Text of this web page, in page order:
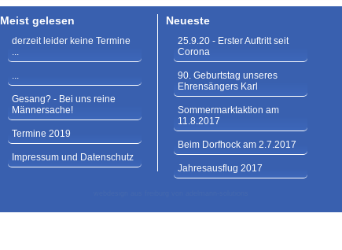
Meist gelesen
derzeit leider keine Termine
...
...
Gesang? - Bei uns reine
Männersache!
Termine 2019
Impressum und Datenschutz
Neueste
25.9.20 - Erster Auftritt seit
Corona
90. Geburtstag unseres
Ehrensängers Karl
Sommermarktaktion am
11.8.2017
Beim Dorfhock am 2.7.2017
Jahresausflug 2017